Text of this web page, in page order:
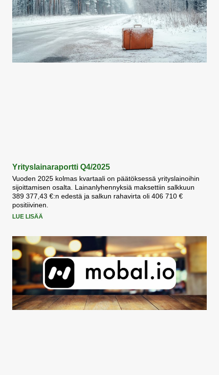
Yrityslainaraportti Q4/2025
Vuoden 2025 kolmas kvartaali on päätöksessä yrityslainoihin
sijoittamisen osalta. Lainanlyhennyksiä maksettiin salkkuun
389 377,43 €:n edestä ja salkun rahavirta oli 406 710 €
positiivinen.
LUE LISÄÄ